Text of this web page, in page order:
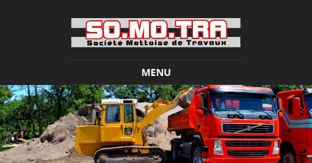
MENU
Skip to content